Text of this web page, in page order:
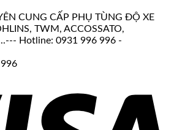
CUNG CẤP PHỤ TÙNG ĐỘ XE
TWM, ACCOSSATO,
Hotline: 0931 996 996 -